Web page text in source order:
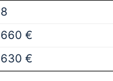
8
660 €
630 €